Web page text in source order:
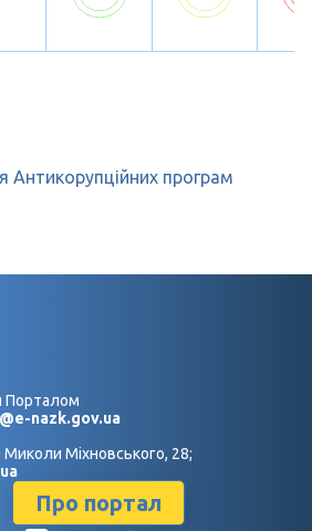
Антикорупційних програм
Порталом
nazk.gov.ua
Міхновського, 28;
Про портал